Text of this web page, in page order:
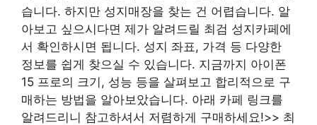
습니다. 하지만 성지매장을 찾는 건 어렵습니다. 알
아보고 싶으시다면 제가 알려드릴 최검 성지카페에
서 확인하시면 됩니다. 성지 좌표, 가격 등 다양한
정보를 쉽게 찾으실 수 있습니다. 지금까지 아이폰
15 프로의 크기, 성능 등을 살펴보고 합리적으로 구
매하는 방법을 알아보았습니다. 아래 카페 링크를
알려드리니 참고하셔서 저렴하게 구매하세요!>> 최